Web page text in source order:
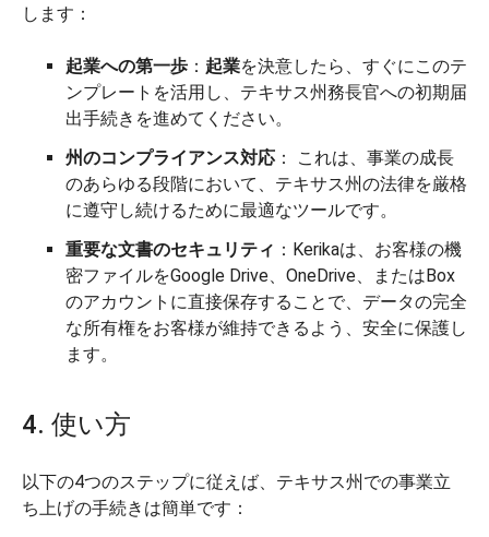
します：
起業への第一歩 ： 起業を決意したら、すぐにこのテ
ンプレートを活用し、テキサス州務長官への初期届
出手続きを進めてください。
州のコンプライアンス対応 ： これは、事業の成長
のあらゆる段階において、テキサス州の法律を厳格
に遵守し続けるために最適なツールです。
重要な文書のセキュリティ ：Kerikaは、お客様の機
密ファイルをGoogle Drive、OneDrive、またはBox
のアカウントに直接保存することで、データの完全
な所有権をお客様が維持できるよう、安全に保護し
ます。
4. 使い方
以下の4つのステップに従えば、テキサス州での事業立
ち上げの手続きは簡単です：